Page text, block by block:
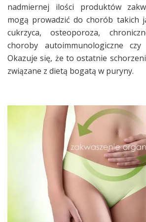
nadmiernej ilości produktów
mogą prowadzić do chorób takich
cukrzyca, osteoporoza,
choroby autoimmunologiczne czy
Okazuje się, że to ostatnie
związane z dietą bogatą w puryny.